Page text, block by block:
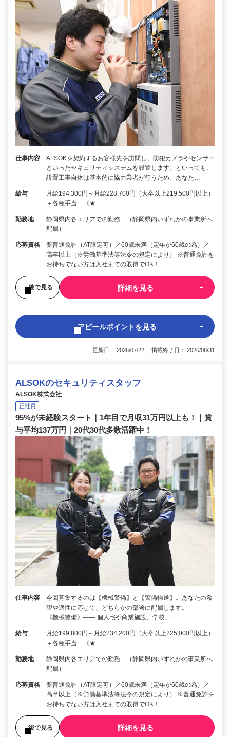
仕事内容
ALSOKを契約するお客様先を訪問し、防犯カメラやセンサー
といったセキュリティシステムを設置します。といっても、
設置工事自体は基本的に協力業者が行うため、あなた…
給与
月給194,300円～月給228,700円（大卒以上219,500円以上）
＋各種手当 《★…
勤務地
静岡県内各エリアでの勤務 （静岡県内いずれかの事業所へ
配属）
応募資格
要普通免許（AT限定可）／60歳未満（定年が60歳の為）／
高卒以上（※労働基準法等法令の規定により） ※普通免許を
お持ちでない方は入社までの取得でOK！
後で見る 詳細を見る
アピールポイントを見る
更新日： 2026/07/22 掲載終了日： 2026/08/31
ALSOKのセキュリティスタッフ
ALSOK株式会社
正社員
95%が未経験スタート｜1年目で月収31万円以上も！｜賞
与平均137万円｜20代30代多数活躍中！
仕事内容
今回募集するのは【機械警備】と【警備輸送】。あなたの希
望や適性に応じて、どちらかの部署に配属します。 ――
《機械警備》―― 個人宅や商業施設、学校、一…
給与
月給199,800円～月給234,200円（大卒以上225,000円以上）
＋各種手当 《★…
勤務地
静岡県内各エリアでの勤務 （静岡県内いずれかの事業所へ
配属）
応募資格
要普通免許（AT限定可）／60歳未満（定年が60歳の為）／
高卒以上（※労働基準法等法令の規定により） ※普通免許を
お持ちでない方は入社までの取得でOK！
後で見る 詳細を見る